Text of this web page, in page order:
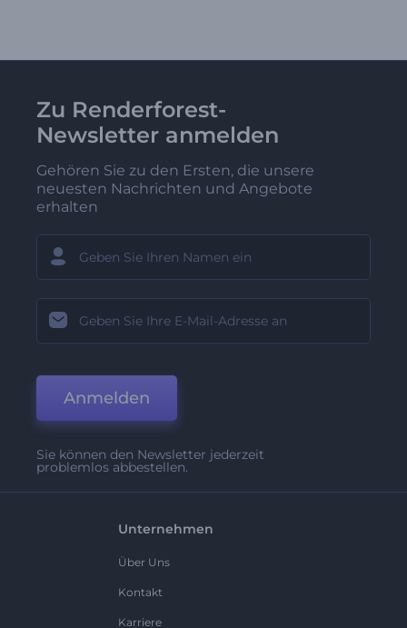
Zu Renderforest-
Newsletter anmelden
Gehören Sie zu den Ersten, die unsere
neuesten Nachrichten und Angebote
erhalten
Anmelden
Sie können den Newsletter jederzeit
problemlos abbestellen.
Unternehmen
Über Uns
Kontakt
Karriere